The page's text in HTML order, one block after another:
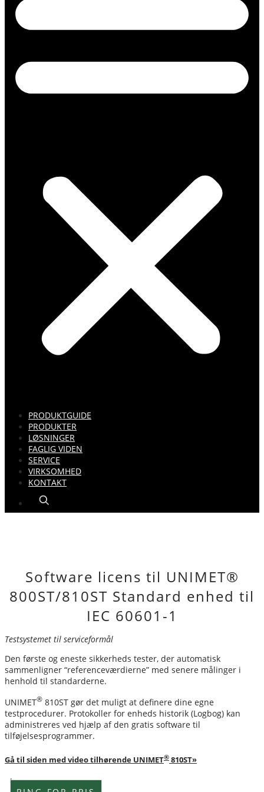
PRODUKTGUIDE
PRODUKTER
LØSNINGER
FAGLIG VIDEN
SERVICE
VIRKSOMHED
KONTAKT
Software licens til UNIMET®
800ST/810ST Standard enhed til
IEC 60601-1
Testsystemet til serviceformål
Den første og eneste sikkerheds tester, der automatisk
sammenligner “referenceværdierne” med senere målinger i
henhold til standarderne.
UNIMET® 810ST gør det muligt at definere dine egne
testprocedurer. Protokoller for enheds historik (Logbog) kan
administreres ved hjælp af den gratis software til
tilføjelsesprogrammer.
Gå til siden med video tilhørende UNIMET® 810ST»
Lagervare